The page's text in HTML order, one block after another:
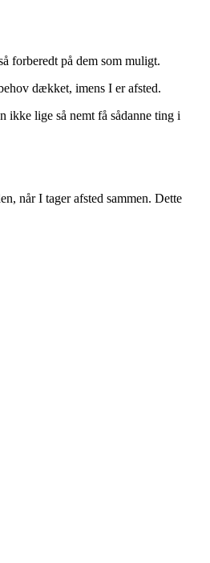
forberedt på dem som muligt.
dækket, imens I er afsted.
ikke lige så nemt få sådanne ting i
når I tager afsted sammen. Dette